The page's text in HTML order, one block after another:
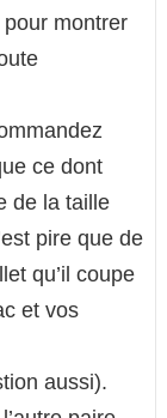
pour montrer
ce dont
de la taille
pire que de
qu’il coupe
et vos
aussi).